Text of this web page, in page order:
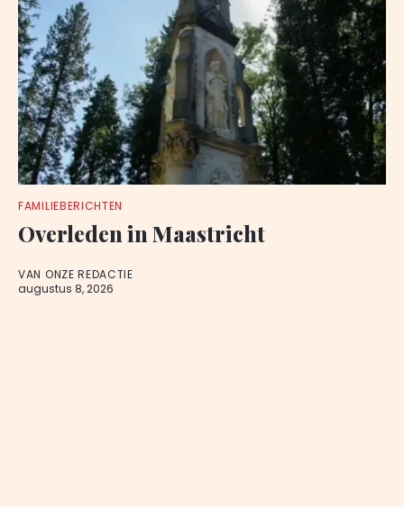
FAMILIEBERICHTEN
Overleden in Maastricht
VAN ONZE REDACTIE
augustus 8, 2026